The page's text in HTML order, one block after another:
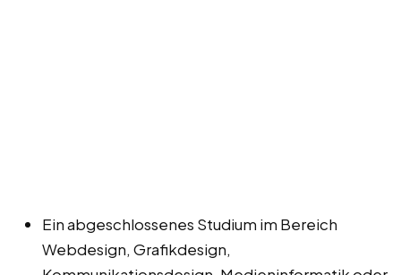
Ein abgeschlossenes Studium im Bereich
Webdesign, Grafikdesign,